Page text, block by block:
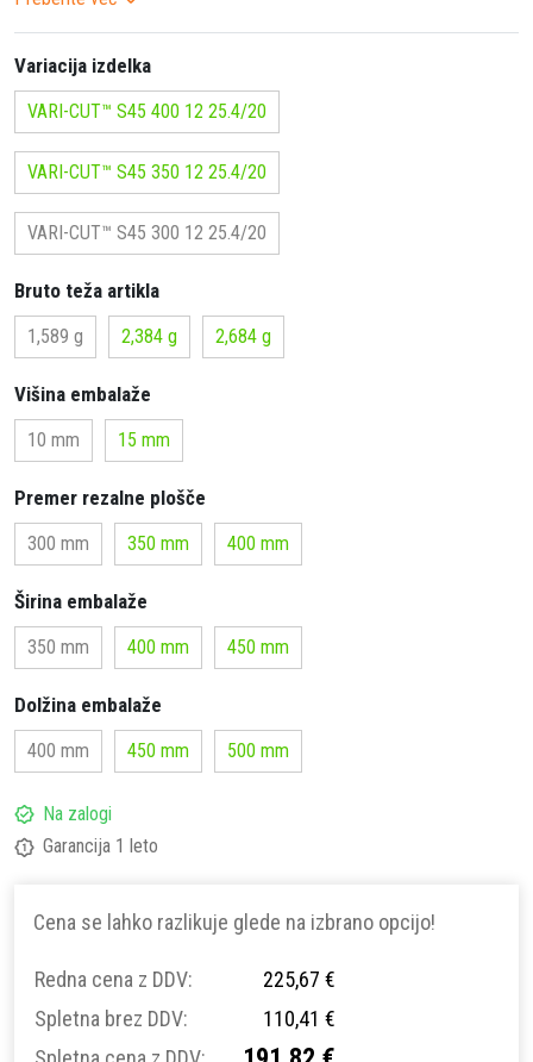
Variacija izdelka
VARI-CUT™ S45 400 12 25.4/20
VARI-CUT™ S45 350 12 25.4/20
VARI-CUT™ S45 300 12 25.4/20
Bruto teža artikla
1,589 g 2,384 g 2,684 g
Višina embalaže
10 mm 15 mm
Premer rezalne plošče
300 mm 350 mm 400 mm
Širina embalaže
350 mm 400 mm 450 mm
Dolžina embalaže
400 mm 450 mm 500 mm
Na zalogi
Garancija 1 leto
Cena se lahko razlikuje glede na izbrano opcijo!
Redna cena z DDV:
225,67 €
Spletna brez DDV:
110,41 €